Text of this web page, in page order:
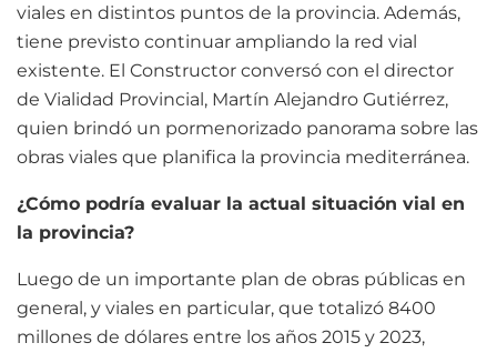
viales en distintos puntos de la provincia. Además,
tiene previsto continuar ampliando la red vial
existente. El Constructor conversó con el director
de Vialidad Provincial, Martín Alejandro Gutiérrez,
quien brindó un pormenorizado panorama sobre las
obras viales que planifica la provincia mediterránea.
¿Cómo podría evaluar la actual situación vial en
la provincia?
Luego de un importante plan de obras públicas en
general, y viales en particular, que totalizó 8400
millones de dólares entre los años 2015 y 2023,